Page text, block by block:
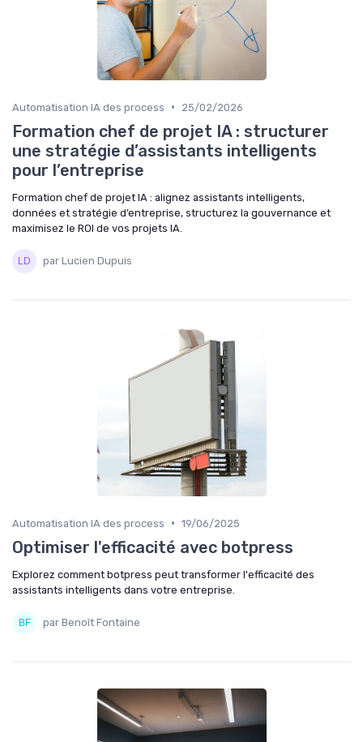
Automatisation IA des process • 25/02/2026
Formation chef de projet IA : structurer
une stratégie d’assistants intelligents
pour l’entreprise
Formation chef de projet IA : alignez assistants intelligents,
données et stratégie d’entreprise, structurez la gouvernance et
maximisez le ROI de vos projets IA.
par Lucien Dupuis
Automatisation IA des process • 19/06/2025
Optimiser l'efficacité avec botpress
Explorez comment botpress peut transformer l'efficacité des
assistants intelligents dans votre entreprise.
par Benoît Fontaine